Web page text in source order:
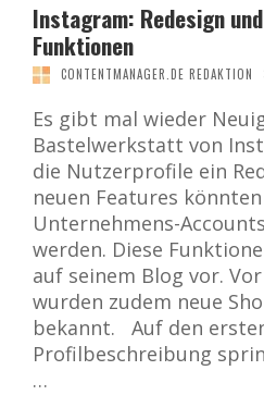
Instagram: Redesign
Funktionen
CONTENTMANAGER.DE REDAKTION
Es gibt mal wieder
Bastelwerkstatt von
die Nutzerprofile ein
neuen Features
Unternehmens-
werden. Diese
auf seinem Blog vor.
wurden zudem neue
bekannt. Auf den
Profilbeschreibung
…